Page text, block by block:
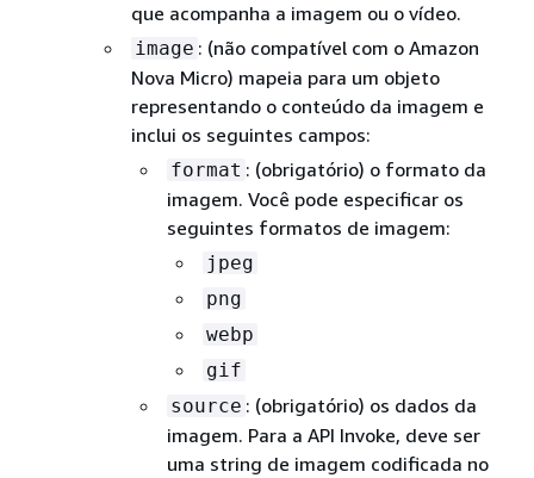
que acompanha a imagem ou o vídeo.
image : (não compatível com o Amazon
Nova Micro) mapeia para um objeto
representando o conteúdo da imagem e
inclui os seguintes campos:
format : (obrigatório) o formato da
imagem. Você pode especificar os
seguintes formatos de imagem:
jpeg
png
webp
gif
source : (obrigatório) os dados da
imagem. Para a API Invoke, deve ser
uma string de imagem codificada no